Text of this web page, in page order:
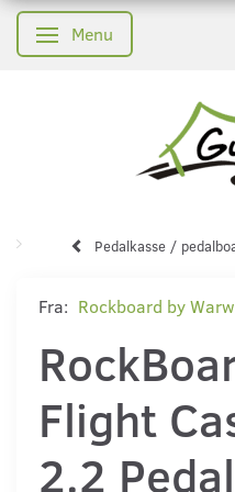
Skifte navigation
Menu
Pedalkasse /
Fra: Rockboard by
Flight
2.2